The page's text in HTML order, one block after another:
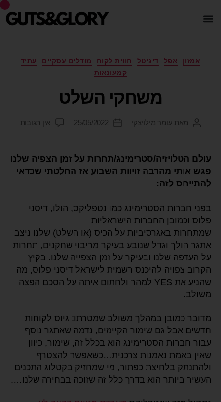
אמזון אפל דיגיטל חווית לקוח מודלים עסקיים
עתיד
קמעונאות
משחקי השלט
מאת עומר מילויצקי 25/05/2022 אין תגובות
עולם הטלויזיה/סטרימינג/תחרות על זמן הצפיה שלנו
פגש אותי מהרבה זויוות השבוע אז החלטתי שכדאי
להתייחס לזה:
בפני חברות הסטרימינג כמו נטפליקס, הולו, דיסני
פלוס וכמובן החברות הישראליות
שמתחרות באגרסיביות על הכיס (או השלט) שלנו ניצב
אתגר הולך וגדל שנובע בעיקר מריבוי שחקנים, תחרות
על העדפה שלנו ובעיקר על זמן הצפייה שלנו. בקיץ
הקרוב צפויה להיכנס רשמית לישראל דיסני פלוס, מה
שהניע את YES למהר ולחתום איתה על הסכם הפצה
משולב.
מדובר כמובן במהלך משולב שמטרתו: גיוס לקוחות
חדשים אבל גם שימור הקיימים, נדמה שאתגר נוסף
עבור חברות הסטרימינג הוא בכלל זה, שימור, כיוון
שאין באמת נאמנות צרכנית…כשאפשר להצטרף
ולהתנתק בלחיצת כפתור, מי שמחזיק בקטלוג התכנים
העשיר ביותר הוא בדרך כלל זה שזוכה בבחירה שלנו….